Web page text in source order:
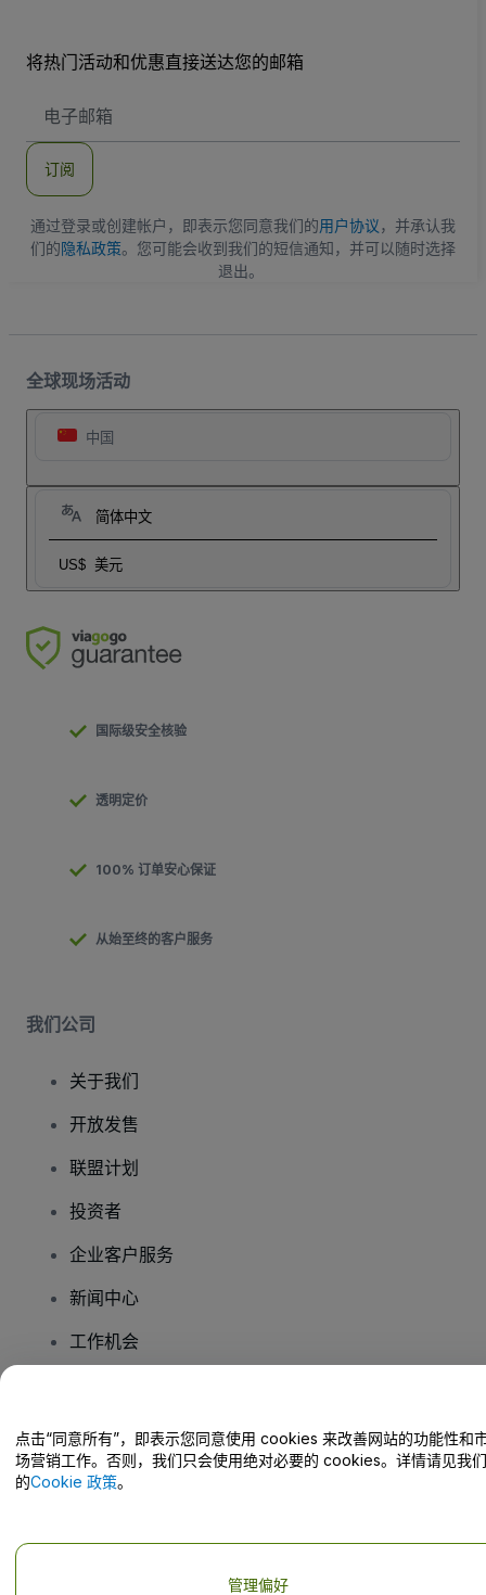
将热门活动和优惠直接送达您的邮箱
子
地
订阅
通过登录或创建帐户，即表示您同意我们的用户协议，并承认我
们的隐私政策。您可能会收到我们的短信通知，并可以随时选择
退出。
全球现场活动
中国
简体中文
US$ 美元
国际级安全核验
透明定价
100% 订单安心保证
从始至终的客户服务
我们公司
关于我们
开放发售
联盟计划
投资者
企业客户服务
新闻中心
工作机会
帮助中心 / 联系我们
点击“同意所有”，即表示您同意使用 cookies 来改善网站的功能性和
场营销工作。否则，我们只会使用绝对必要的 cookies。详情请见我们
的Cookie 政策。
管理偏好